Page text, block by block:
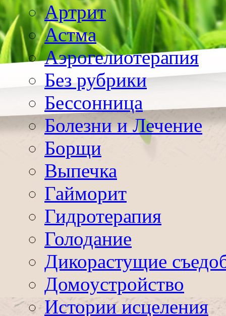
Артрит
Астма
Аэрогелиотерапия
Без рубрики
Бессонница
Болезни и Лечение
Борщи
Выпечка
Гайморит
Гидротерапия
Голодание
Дикорастущие
Домоустройство
Истории исцеления